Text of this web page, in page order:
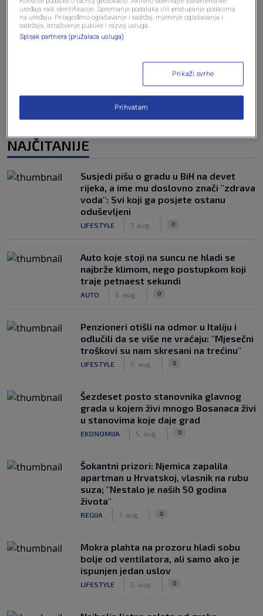
NAJČITANIJE
Susjedi pišu o gradu u BiH na devet
rijeka, a ime mu doslovno znači "zdrava
voda": Svi koji ga posjete ostanu
oduševljeni
LIFESTYLE 7. aug. 0
Auto koje stoji na suncu ne hladi se
najbrže klimom, nego postupkom koji
traje petnaest sekundi
AUTO 6. aug. 0
Penzioneri otišli na odmor u Italiju i
odlučili da se više ne vraćaju: "Mjesečni
troškovi su nam skresani na trećinu"
LIFESTYLE 5. aug. 0
Šezdeset posto stanovnika glavnog
grada u kojem živi mnogo Bosanaca živi
u stanovima koje daje grad
EKONOMIJA 5. aug. 0
Šokantni prizori: Njemica zapalila
apartman u Hrvatskoj, vlasnik na rubu
suza; "Nestalo je naših 50 godina
života"
REGIJA 7. aug. 0
Mokra plahta na prozoru hladi sobu
bolje od ventilatora, ali samo ako je
ispunjen jedan uslov
LIFESTYLE 5. aug. 0
uređaja radi identifikacije. Spremanje podataka i/ili pristupanje podacima
na uređaju. Prilagođeno oglašavanje i sadržaj, mjerenje oglašavanja i
sadržaja, istraživanje publike i razvoj usluga.
Spisak partnera (pružalaca usluga)
Prikaži svrhe
Prihvatam